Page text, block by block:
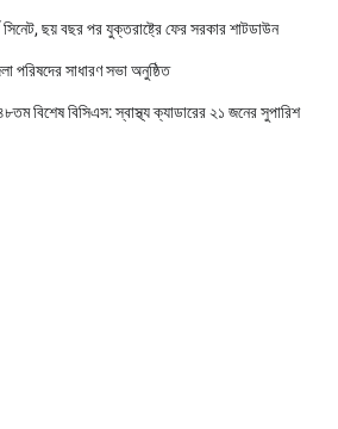
সিনেট, ছয় বছর পর যুক্তরাষ্ট্রে ফের সরকার শাটডাউন
পরিষদের সাধারণ সভা অনুষ্ঠিত
বিশেষ বিসিএস: স্বাস্থ্য ক্যাডারের ২১ জনের সুপারিশ